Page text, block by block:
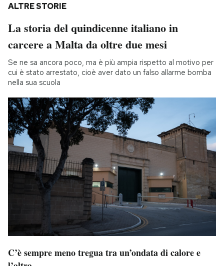
ALTRE STORIE
La storia del quindicenne italiano in
carcere a Malta da oltre due mesi
Se ne sa ancora poco, ma è più ampia rispetto al motivo per
cui è stato arrestato, cioè aver dato un falso allarme bomba
nella sua scuola
C’è sempre meno tregua tra un’ondata di calore e